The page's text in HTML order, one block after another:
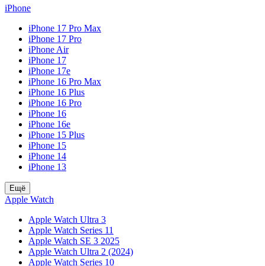
iPhone
iPhone 17 Pro Max
iPhone 17 Pro
iPhone Air
iPhone 17
iPhone 17e
iPhone 16 Pro Max
iPhone 16 Plus
iPhone 16 Pro
iPhone 16
iPhone 16e
iPhone 15 Plus
iPhone 15
iPhone 14
iPhone 13
Ещё
Apple Watch
Apple Watch Ultra 3
Apple Watch Series 11
Apple Watch SE 3 2025
Apple Watch Ultra 2 (2024)
Apple Watch Series 10